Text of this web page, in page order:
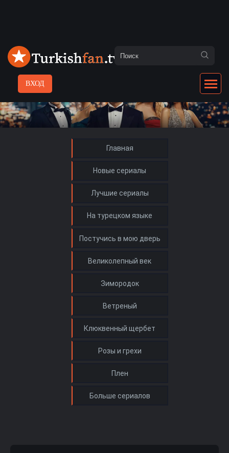
ВХОД
Главная
Новые сериалы
Лучшие сериалы
На турецком языке